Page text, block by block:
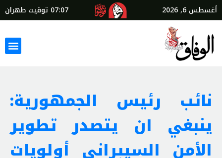
أغسطس 6, 2026 07:07 توقيت طهران
نائب رئيس الجمهورية:
ينبغي ان يتصدر تطوير
الأمن السيبراني أولويات